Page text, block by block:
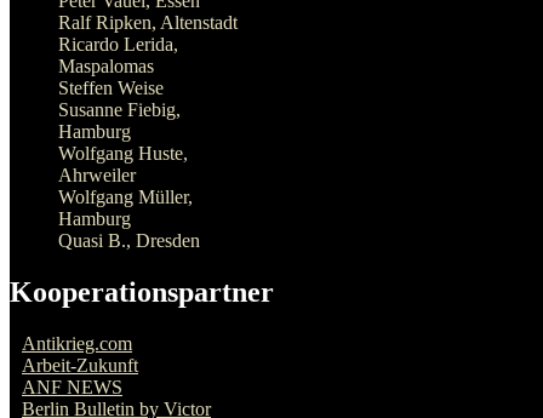
Ralf Ripken, Altenstadt
Ricardo Lerida,
Maspalomas
Steffen Weise
Susanne Fiebig,
Hamburg
Wolfgang Huste,
Ahrweiler
Wolfgang Müller,
Hamburg
Quasi B., Dresden
Kooperationspartner
Antikrieg.com
Arbeit-Zukunft
ANF NEWS
Berlin Bulletin by Victor